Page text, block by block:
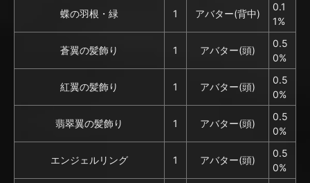
蝶の羽根・緑 1 アバター(背中)
0.1
1%
蒼翼の髪飾り 1 アバター(頭)
0.5
0%
紅翼の髪飾り 1 アバター(頭)
0.5
0%
翡翠翼の髪飾り 1 アバター(頭)
0.5
0%
エンジェルリング 1 アバター(頭)
0.5
0%